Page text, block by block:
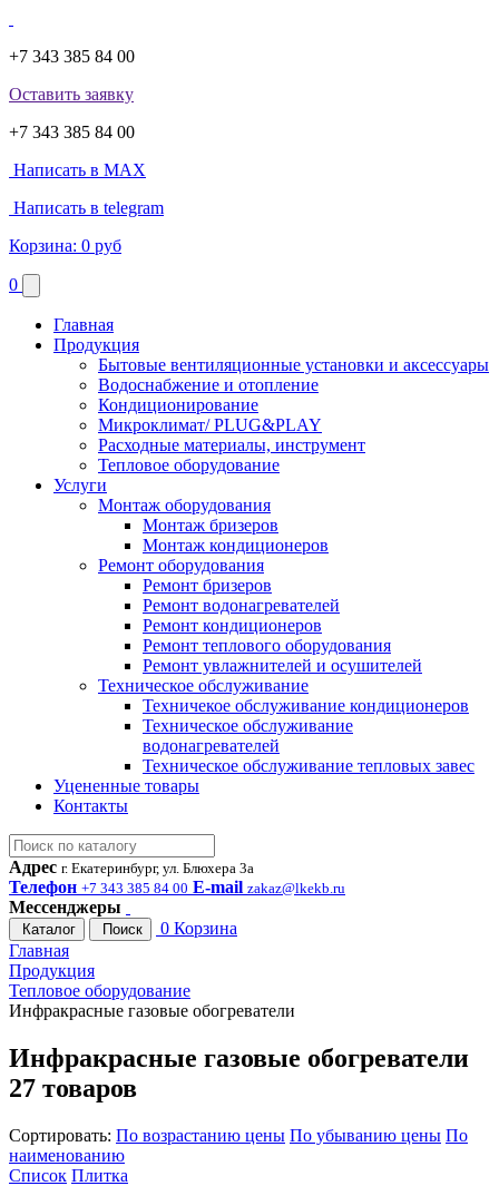
+7 343 385 84 00
Оставить заявку
+7 343 385 84 00
Написать в MAX
Написать в telegram
Корзина: 0 руб
0
Главная
Продукция
Бытовые вентиляционные установки и аксессуары
Водоснабжение и отопление
Кондиционирование
Микроклимат/ PLUG&PLAY
Расходные материалы, инструмент
Тепловое оборудование
Услуги
Монтаж оборудования
Монтаж бризеров
Монтаж кондиционеров
Ремонт оборудования
Ремонт бризеров
Ремонт водонагревателей
Ремонт кондиционеров
Ремонт теплового оборудования
Ремонт увлажнителей и осушителей
Техническое обслуживание
Техничекое обслуживание кондиционеров
Техническое обслуживание
водонагревателей
Техническое обслуживание тепловых завес
Уцененные товары
Контакты
Адрес г. Екатеринбург, ул. Блюхера 3а
Телефон +7 343 385 84 00 E-mail zakaz@lkekb.ru
Мессенджеры
Каталог Поиск 0 Корзина
Главная
Продукция
Тепловое оборудование
Инфракрасные газовые обогреватели
Инфракрасные газовые обогреватели
27 товаров
Сортировать: По возрастанию цены По убыванию цены По
наименованию
Список Плитка